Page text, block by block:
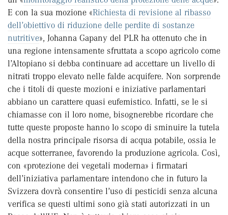
E con la sua mozione «Richiesta di revisione al ribasso
dell’obiettivo di riduzione delle perdite di sostanze
nutritive», Johanna Gapany del PLR ha ottenuto che in
una regione intensamente sfruttata a scopo agricolo come
l’Altopiano si debba continuare ad accettare un livello di
nitrati troppo elevato nelle falde acquifere. Non sorprende
che i titoli di queste mozioni e iniziative parlamentari
abbiano un carattere quasi eufemistico. Infatti, se le si
chiamasse con il loro nome, bisognerebbe ricordare che
tutte queste proposte hanno lo scopo di sminuire la tutela
della nostra principale risorsa di acqua potabile, ossia le
acque sotterranee, favorendo la produzione agricola. Così,
con «protezione dei vegetali moderna» i firmatari
dell’iniziativa parlamentare intendono che in futuro la
Svizzera dovrà consentire l’uso di pesticidi senza alcuna
verifica se questi ultimi sono già stati autorizzati in un